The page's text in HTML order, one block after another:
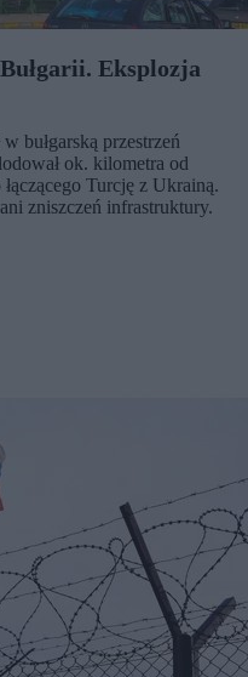
Eksplozja
bułgarską przestrzeń
ok. kilometra od
Turcję z Ukrainą.
zniszczeń infrastruktury.